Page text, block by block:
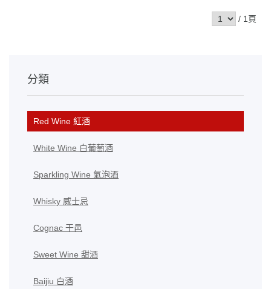
分類
Red Wine 紅酒
White Wine 白葡萄酒
Sparkling Wine 氣泡酒
Whisky 威士忌
Cognac 干邑
Sweet Wine 甜酒
Baijiu 白酒
/ 1頁